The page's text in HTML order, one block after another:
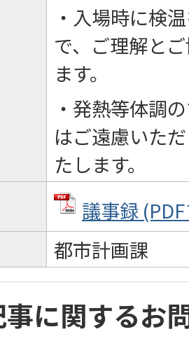
・入場時に検
で、ご理解と
ます。
・発熱等体調
はご遠慮いた
たします。
議事録
都市計画課
事に関するお